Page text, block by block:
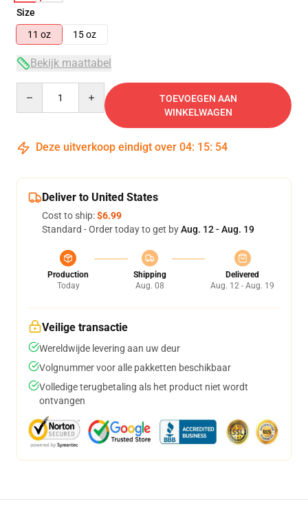
Size
11 oz
15 oz
Bekijk maattabel
TOEVOEGEN AAN
WINKELWAGEN
Deze uitverkoop eindigt over 04: 15: 54
Deliver to United States
Cost to ship:$6.99
Standard - Order today to get byAug. 12 - Aug. 19
Production
Today
Shipping
Aug. 08
Delivered
Aug. 12 - Aug. 19
Veilige transactie
Wereldwijde levering aan uw deur
Volgnummer voor alle pakketten beschikbaar
Volledige terugbetaling als het product niet wordt
ontvangen